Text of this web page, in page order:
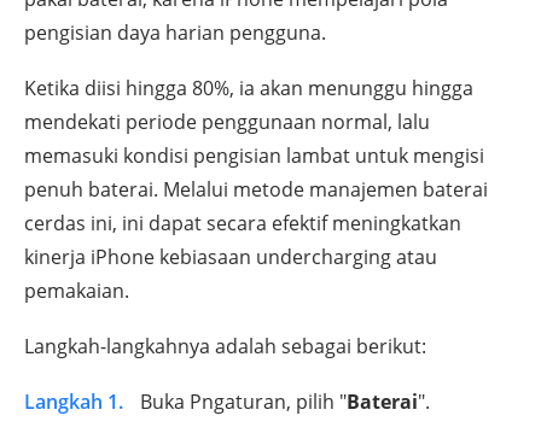
pengisian daya harian pengguna.
Ketika diisi hingga 80%, ia akan menunggu hingga
mendekati periode penggunaan normal, lalu
memasuki kondisi pengisian lambat untuk mengisi
penuh baterai. Melalui metode manajemen baterai
cerdas ini, ini dapat secara efektif meningkatkan
kinerja iPhone kebiasaan undercharging atau
pemakaian.
Langkah-langkahnya adalah sebagai berikut:
Langkah 1. Buka Pngaturan, pilih "Baterai".